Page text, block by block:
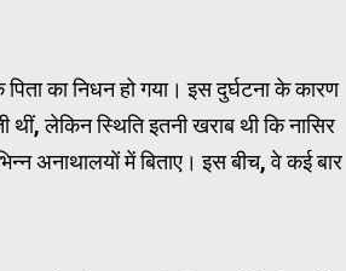
का निधन हो गया। इस दुर्घटना के कारण
लेकिन स्थिति इतनी खराब थी कि नासिर
अनाथालयों में बिताए। इस बीच, वे कई बार